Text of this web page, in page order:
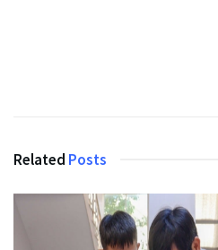
Related Posts